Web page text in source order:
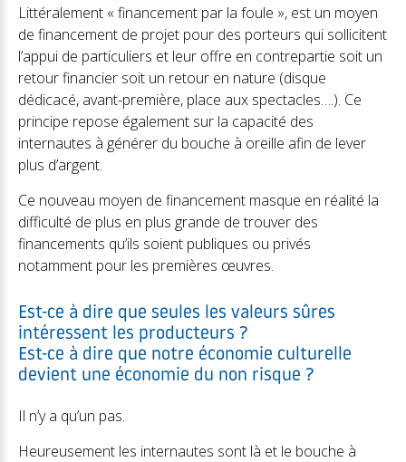
Littéralement « financement par la foule », est un moyen
de financement de projet pour des porteurs qui sollicitent
l’appui de particuliers et leur offre en contrepartie soit un
retour financier soit un retour en nature (disque
dédicacé, avant-première, place aux spectacles….). Ce
principe repose également sur la capacité des
internautes à générer du bouche à oreille afin de lever
plus d’argent.
Ce nouveau moyen de financement masque en réalité la
difficulté de plus en plus grande de trouver des
financements qu’ils soient publiques ou privés
notamment pour les premières œuvres.
Est-ce à dire que seules les valeurs sûres
intéressent les producteurs ?
Est-ce à dire que notre économie culturelle
devient une économie du non risque ?
Il n’y a qu’un pas.
Heureusement les internautes sont là et le bouche à